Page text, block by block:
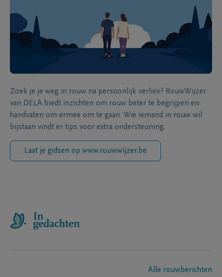
Zoek je je weg in rouw na persoonlijk verlies? RouwWijzer
van DELA biedt inzichten om rouw beter te begrijpen en
handvaten om ermee om te gaan. Wie iemand in rouw wil
bijstaan vindt er tips voor extra ondersteuning.
Laat je gidsen op www.rouwwijzer.be
Alle rouwberichten